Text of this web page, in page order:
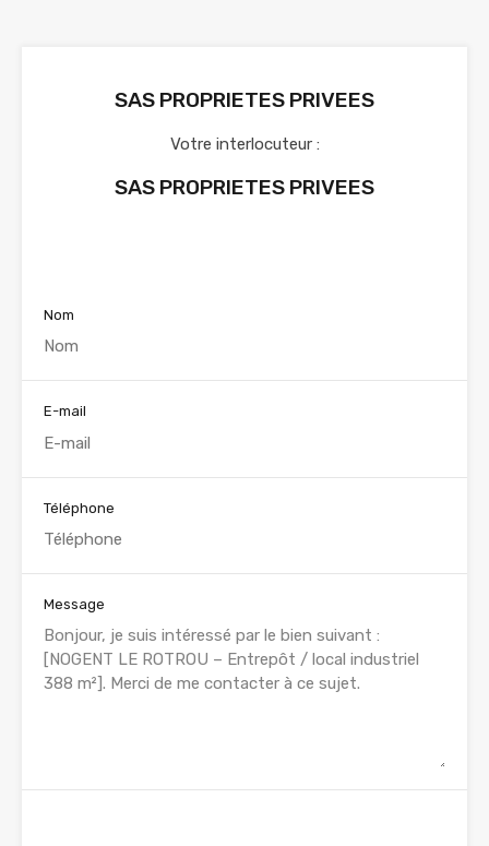
SAS PROPRIETES PRIVEES
Votre interlocuteur :
SAS PROPRIETES PRIVEES
Nom
E-mail
Téléphone
Message